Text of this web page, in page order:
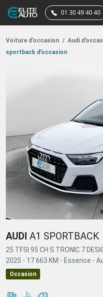
01 30 49 40 40
Voiture d’occasion / Audi
sportback d'occasion
AUDI A1 SPORTBACK
25 TFSI 95 CH S TRONIC 7
2025 - 17 663 KM - Essence -
Occasion